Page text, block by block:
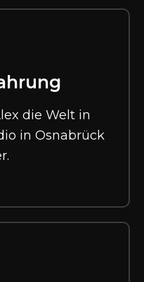
die Welt in
in Osnabrück